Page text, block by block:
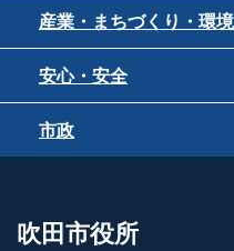
産業・まちづくり・環境
安心・安全
市政
吹田市役所